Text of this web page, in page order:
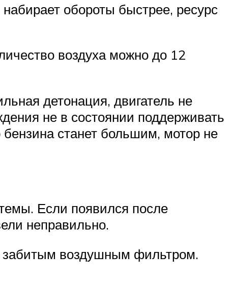
обороты быстрее, ресурс
воздуха можно до 12
детонация, двигатель не
не в состоянии поддерживать
бензина станет большим, мотор не
Если появился после
неправильно.
забитым воздушным фильтром.